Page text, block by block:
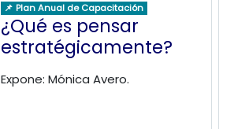
📌 Plan Anual de Capacitación
¿Qué es pensar
estratégicamente?
Expone: Mónica Avero.